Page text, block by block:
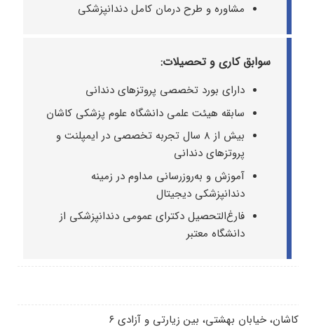
مشاوره و طرح درمان کامل دندانپزشکی
سوابق کاری و تحصیلات:
دارای بورد تخصصی پروتزهای دندانی
سابقه هیئت علمی دانشگاه علوم پزشکی کاشان
بیش از ۸ سال تجربه تخصصی در ایمپلنت و
پروتزهای دندانی
آموزش و به‌روزرسانی مداوم در زمینه
دندانپزشکی دیجیتال
فارغ‌التحصیل دکترای عمومی دندانپزشکی از
دانشگاه معتبر
کاشان، خیابان بهشتی، بین زیارتی و آزادی ۶